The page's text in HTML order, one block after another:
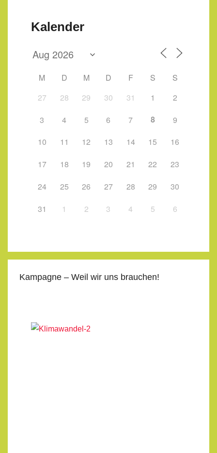
Kalender
M D M D F S
S
27
28 29 30 31 1
2
3
4 5 6 7 8
9
10
11 12 13 14 15
16
17
18 19 20 21 22
23
24
25 26 27 28 29
30
31
1 2 3 4 5 6
Kampagne – Weil wir uns brauchen!